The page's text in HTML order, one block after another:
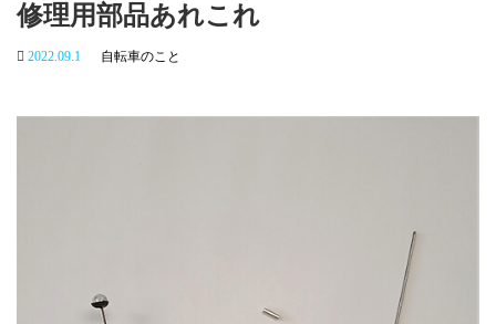
修理用部品あれこれ
2022.09.1 自転車のこと